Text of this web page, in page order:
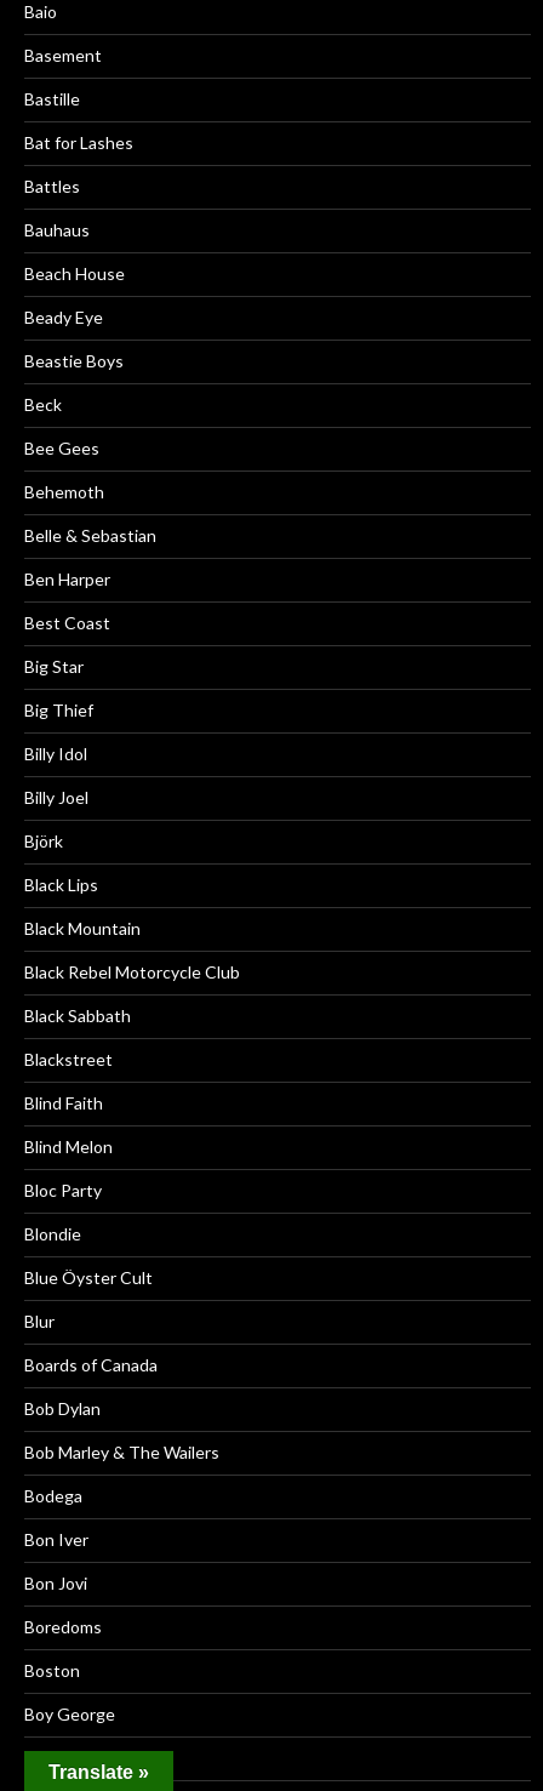
Baio
Basement
Bastille
Bat for Lashes
Battles
Bauhaus
Beach House
Beady Eye
Beastie Boys
Beck
Bee Gees
Behemoth
Belle & Sebastian
Ben Harper
Best Coast
Big Star
Big Thief
Billy Idol
Billy Joel
Björk
Black Lips
Black Mountain
Black Rebel Motorcycle Club
Black Sabbath
Blackstreet
Blind Faith
Blind Melon
Bloc Party
Blondie
Blue Öyster Cult
Blur
Boards of Canada
Bob Dylan
Bob Marley & The Wailers
Bodega
Bon Iver
Bon Jovi
Boredoms
Boston
Boy George
Brainiac
Translate »